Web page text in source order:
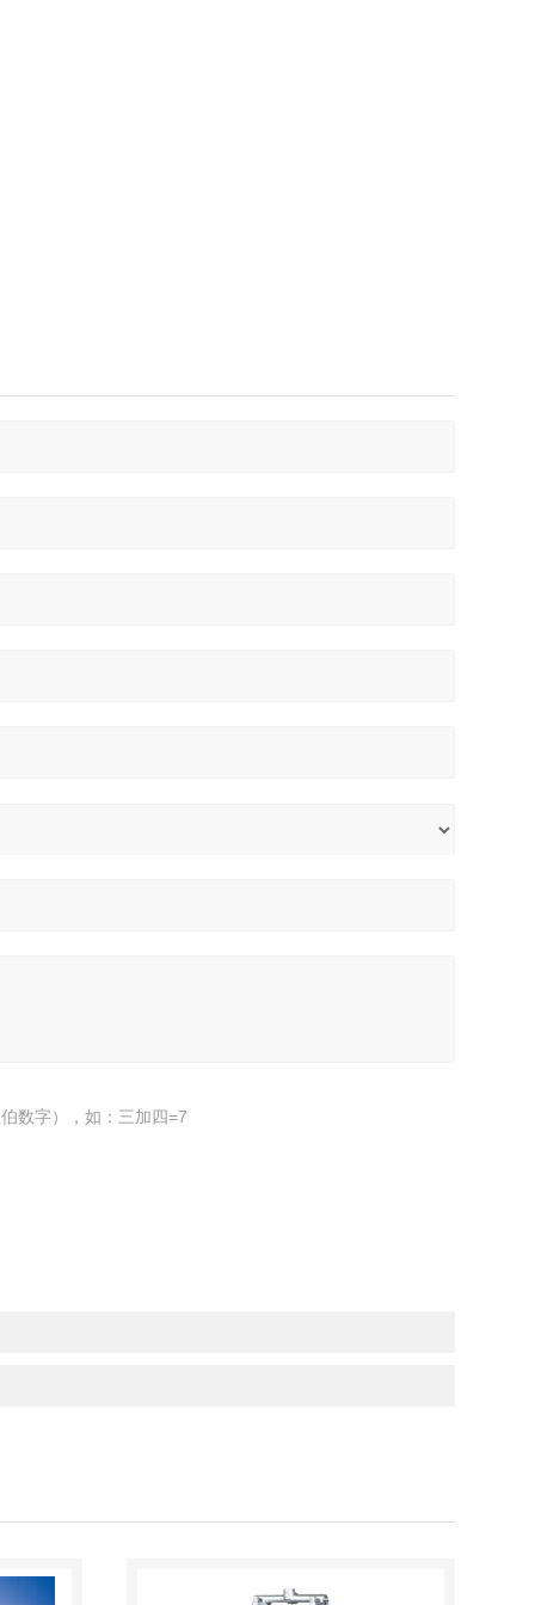
数字），如：三加四=7